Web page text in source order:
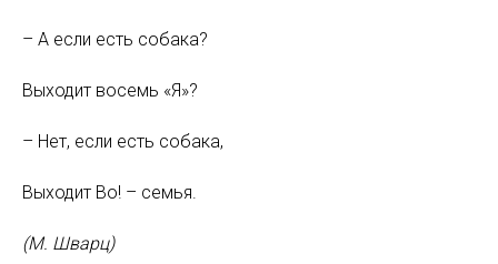
– А если есть собака?
Выходит восемь «Я»?
– Нет, если есть собака,
Выходит Во! – семья.
(М. Шварц)